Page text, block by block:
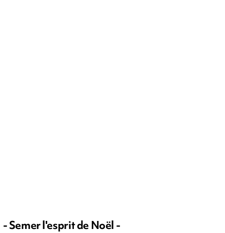
- Semer l'esprit de Noël -